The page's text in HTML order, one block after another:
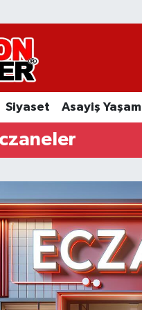
Siyaset Asayiş Yaşam